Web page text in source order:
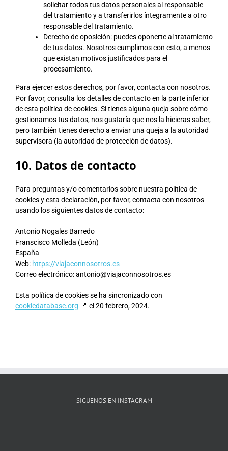
solicitar todos tus datos personales al responsable
del tratamiento y a transferirlos íntegramente a otro
responsable del tratamiento.
Derecho de oposición: puedes oponerte al tratamiento
de tus datos. Nosotros cumplimos con esto, a menos
que existan motivos justificados para el
procesamiento.
Para ejercer estos derechos, por favor, contacta con nosotros.
Por favor, consulta los detalles de contacto en la parte inferior
de esta política de cookies. Si tienes alguna queja sobre cómo
gestionamos tus datos, nos gustaría que nos la hicieras saber,
pero también tienes derecho a enviar una queja a la autoridad
supervisora (la autoridad de protección de datos).
10. Datos de contacto
Para preguntas y/o comentarios sobre nuestra política de
cookies y esta declaración, por favor, contacta con nosotros
usando los siguientes datos de contacto:
Antonio Nogales Barredo
Franscisco Molleda (León)
España
Web: https://viajaconnosotros.es
Correo electrónico:antonio@viajaconnosotros.es
Esta política de cookies se ha sincronizado con
cookiedatabase.org
el 20 febrero, 2024.
SIGUENOS EN INSTAGRAM